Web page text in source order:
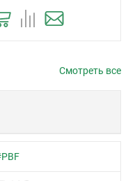
Смотреть все